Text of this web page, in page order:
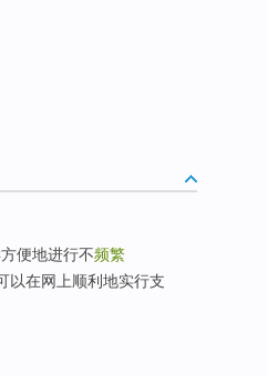
便地进行不频繁
以在网上顺利地实行支